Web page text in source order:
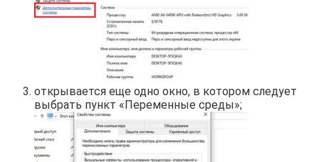
открывается еще одно окно, в котором следует
выбрать пункт «Переменные среды»;